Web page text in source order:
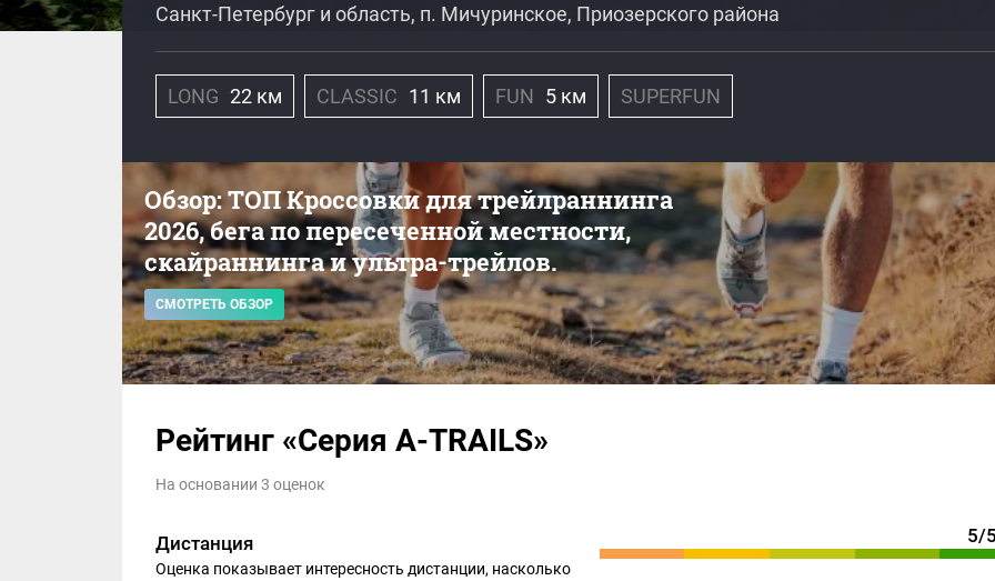
Санкт-Петербург и область, п. Мичуринское, Приозерского района
LONG 22 км CLASSIC 11 км FUN 5 км SUPERFUN
Обзор: ТОП Кроссовки для трейлраннинга
2026, бега по пересеченной местности,
скайраннинга и ультра-трейлов.
СМОТРЕТЬ ОБЗОР
Рейтинг «Серия A-TRAILS»
На основании 3 оценок
Дистанция
Оценка показывает интересность дистанции, насколько
5/5